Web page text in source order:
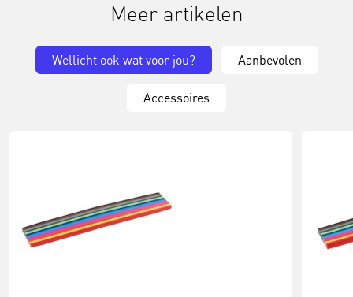
Meer artikelen
Wellicht ook wat voor jou? Aanbevolen
Accessoires